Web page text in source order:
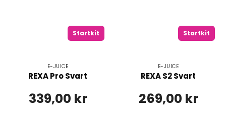
Startkit
E-JUICE
REXA Pro Svart
339,00 kr
Startkit
E-JUICE
REXA S2 Svart
269,00 kr